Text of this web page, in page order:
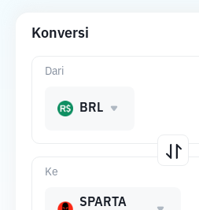
Konversi
Ke
SPARTA
Dari
BRL